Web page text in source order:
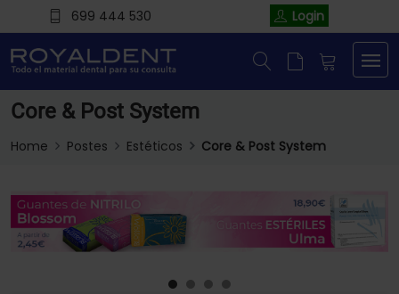
699 444 530 Login
Core & Post System
Home Postes Estéticos Core & Post System